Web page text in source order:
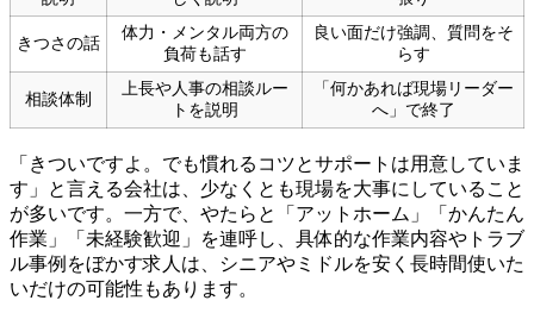
きつさの話
体力・メンタル両方の
負荷も話す
良い面だけ強調、質問をそ
らす
相談体制
上長や人事の相談ルー
トを説明
「何かあれば現場リーダー
へ」で終了
「きついですよ。でも慣れるコツとサポートは用意していま
す」と言える会社は、少なくとも現場を大事にしていること
が多いです。一方で、やたらと「アットホーム」「かんたん
作業」「未経験歓迎」を連呼し、具体的な作業内容やトラブ
ル事例をぼかす求人は、シニアやミドルを安く長時間使いた
いだけの可能性もあります。